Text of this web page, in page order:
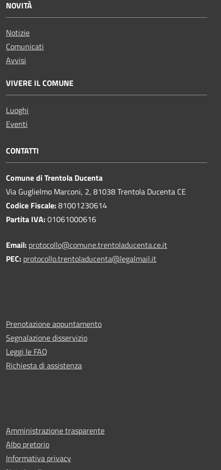
NOVITÀ
Notizie
Comunicati
Avvisi
VIVERE IL COMUNE
Luoghi
Eventi
CONTATTI
Comune di Trentola Ducenta
Via Guglielmo Marconi, 2, 81038 Trentola Ducenta CE
Codice Fiscale:81001230614
Partita IVA:01061000616
Email: protocollo@comune.trentoladucenta.ce.it
PEC: protocollo.trentoladucenta@legalmail.it
Prenotazione appuntamento
Segnalazione disservizio
Leggi le FAQ
Richiesta di assistenza
Amministrazione trasparente
Albo pretorio
Informativa privacy